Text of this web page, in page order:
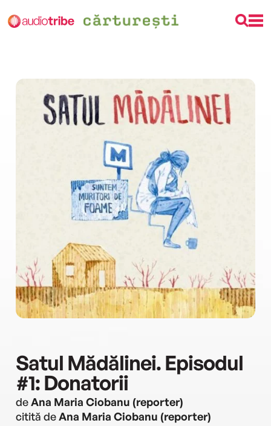
Satul Mădălinei. Episodul
#1: Donatorii
deAna Maria Ciobanu (reporter)
citită deAna Maria Ciobanu (reporter)